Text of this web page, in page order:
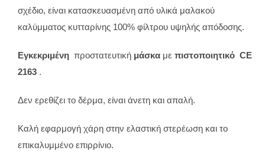
σχέδιο, είναι κατασκευασμένη από υλικά μαλακού
καλύμματος κυτταρίνης 100% φίλτρου υψηλής απόδοσης.
Εγκεκριμένη προστατευτική μάσκα με πιστοποιητικό CE
2163 .
Δεν ερεθίζει το δέρμα, είναι άνετη και απαλή.
Καλή εφαρμογή χάρη στην ελαστική στερέωση και το
επικαλυμμένο επιρρίνιο.